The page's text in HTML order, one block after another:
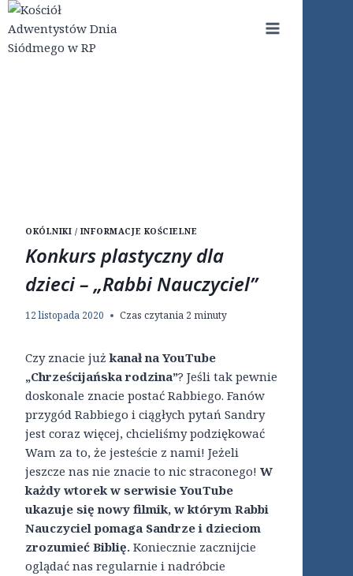
Przejdź
do
treści
OKÓLNIKI / INFORMACJE KOŚCIELNE
Konkurs plastyczny dla
dzieci – „Rabbi Nauczyciel”
12 listopada 2020 Czas czytania 2 minuty
Czy znacie jużkanał na YouTube
„Chrześcijańska rodzina”? Jeśli tak pewnie
doskonale znacie postać Rabbiego. Fanów
przygód Rabbiego i ciągłych pytań Sandry
jest coraz więcej, chcieliśmy podziękować
Wam za to, że jesteście z nami! Jeżeli
jeszcze nas nie znacie to nic straconego! W
każdy wtorek w serwisie YouTube
ukazuje się nowy filmik, w którym Rabbi
Nauczyciel pomaga Sandrze i dzieciom
zrozumieć Biblię. Koniecznie zacznijcie
oglądać nas regularnie i nadróbcie